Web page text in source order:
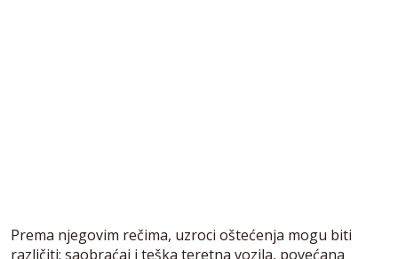
Prema njegovim rečima, uzroci oštećenja mogu biti
različiti: saobraćaj i teška teretna vozila, povećana